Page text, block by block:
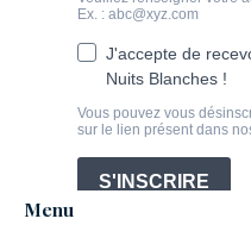
Menu